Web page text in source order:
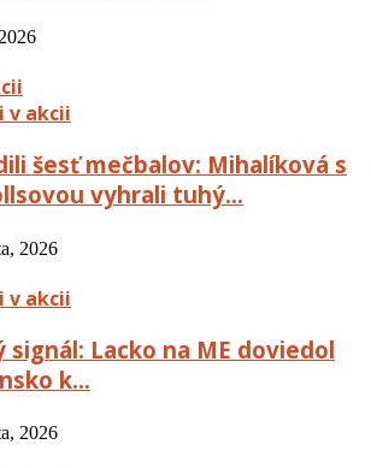
v akcii
šesť mečbalov: Mihalíková s
vyhrali tuhý…
2026
v akcii
signál: Lacko na ME doviedol
k…
2026